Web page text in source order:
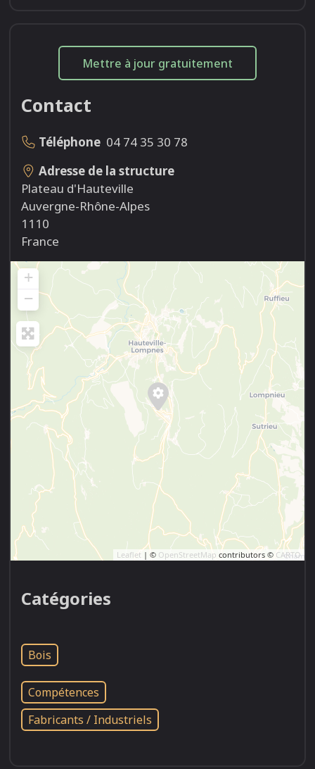
Mettre à jour gratuitement
Contact
Téléphone 04 74 35 30 78
Adresse de la structure
Plateau d'Hauteville
Auvergne-Rhône-Alpes
1110
France
+
−
Leaflet | © OpenStreetMap contributors © CARTO
Catégories
Bois
Compétences
Fabricants / Industriels